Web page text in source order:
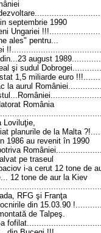
septembrie 1990
Ungariei
ales" pentru...
august
şi sudul
1,5 miliarde euro
la aurul
România
Loviluţie,
planurile de la Malta
1986 au revenit în 1990
pe traseul
i-a cerut 12 tone de
12 tone de aur la Kiev
RFG şi Franţa
din 15.03.90
de Talpeş.
a